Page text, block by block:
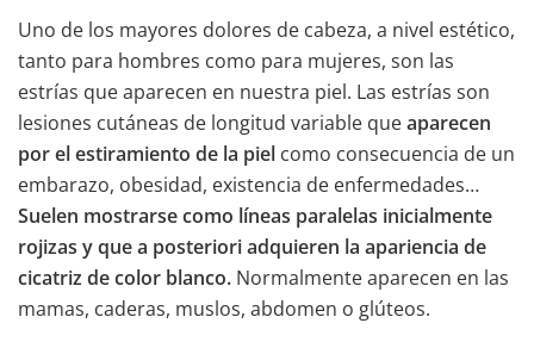
Uno de los mayores dolores de cabeza, a nivel estético,
tanto para hombres como para mujeres, son las
estrías que aparecen en nuestra piel. Las estrías son
lesiones cutáneas de longitud variable queaparecen
por el estiramiento de la piel como consecuencia de un
embarazo, obesidad, existencia de enfermedades…
Suelen mostrarse como líneas paralelas inicialmente
rojizas y que a posteriori adquieren la apariencia de
cicatriz de color blanco. Normalmente aparecen en las
mamas, caderas, muslos, abdomen o glúteos.